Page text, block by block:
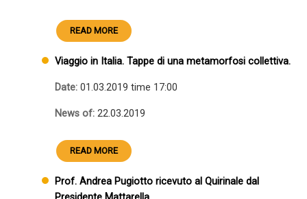
READ MORE
Viaggio in Italia. Tappe di una metamorfosi collettiva.
Date: 01.03.2019 time 17:00
News of: 22.03.2019
READ MORE
Prof. Andrea Pugiotto ricevuto al Quirinale dal